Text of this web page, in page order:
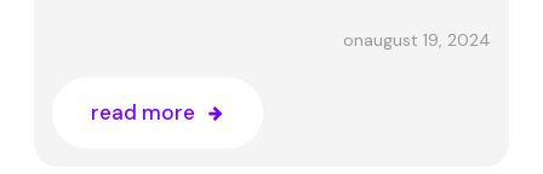
onaugust 19, 2024
read more